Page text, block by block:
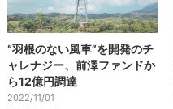
“羽根のない風車”を開発のチ
ャレナジー、前澤ファンドか
ら12億円調達
2022/11/01